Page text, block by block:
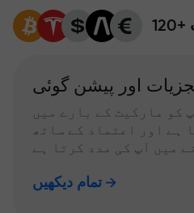
اور پیشن گوئی
کو مارکیٹ کے بارے میں
ہے اور اعتماد کے ساتھ
میں آپ کی مدد کرتا ہے
تمام دیکھیں